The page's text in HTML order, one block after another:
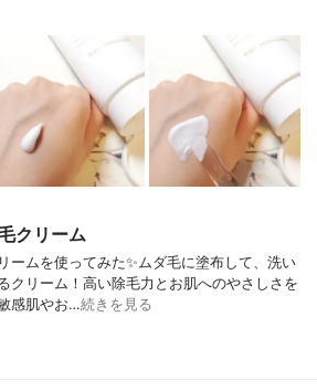
クリーム
ームを使ってみた✨ムダ毛に塗布して、洗い
クリーム！高い除毛力とお肌へのやさしさを
感肌やお…続きを見る